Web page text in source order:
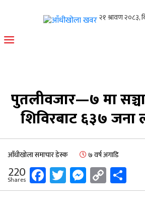
आँधीखोला खवर
मोफसलकै लोकप्रिय अनलाइन पत्रिका
पुतलीवजार—७ मा
शिविरबाट ६३७ जना
आँधीखोला समाचार डेस्क ७ वर्ष अगाडि
220
Shares Facebook
TwitterCopy
Link